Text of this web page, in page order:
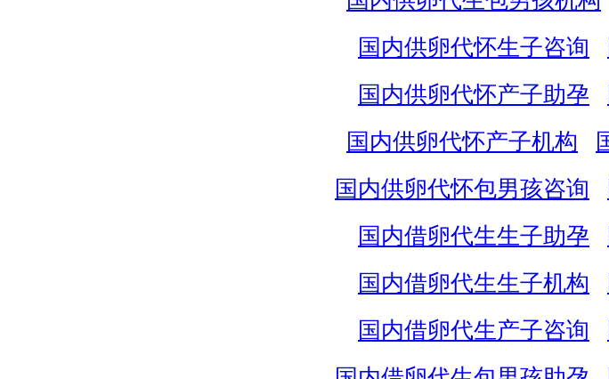
国内供卵代怀生子咨询
国内供卵代怀产子助孕
国内供卵代怀产子机构
国内供卵代怀包男孩咨询
国内借卵代生生子助孕
国内借卵代生生子机构
国内借卵代生产子咨询